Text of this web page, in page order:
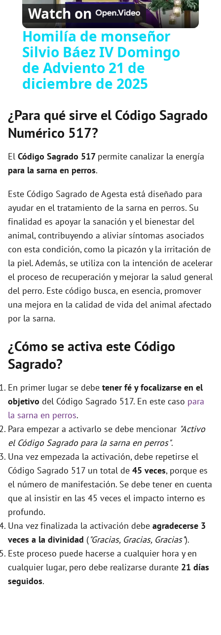
a
y
V
e
o
Watch on
Homilía de monseñor
Silvio Báez IV Domingo
de Adviento 21 de
diciembre de 2025
¿Para qué sirve el Código Sagrado
Numérico 517?
El Código Sagrado 517 permite canalizar la energía
para la sarna en perros.
Este Código Sagrado de Agesta está diseñado para
ayudar en el tratamiento de la sarna en perros. Su
finalidad es apoyar la sanación y el bienestar del
animal, contribuyendo a aliviar síntomas asociados
con esta condición, como la picazón y la irritación de
la piel. Además, se utiliza con la intención de acelerar
el proceso de recuperación y mejorar la salud general
del perro. Este código busca, en esencia, promover
una mejora en la calidad de vida del animal afectado
por la sarna.
¿Cómo se activa este Código
Sagrado?
En primer lugar se debe tener fé y focalizarse en el
objetivo del Código Sagrado 517. En este caso para
la sarna en perros.
Para empezar a activarlo se debe mencionar "Activo
el Código Sagrado para la sarna en perros".
Una vez empezada la activación, debe repetirse el
Código Sagrado 517 un total de 45 veces, porque es
el número de manifestación. Se debe tener en cuenta
que al insistir en las 45 veces el impacto interno es
profundo.
Una vez finalizada la activación debe agradecerse 3
veces a la divinidad ("Gracias, Gracias, Gracias").
Este proceso puede hacerse a cualquier hora y en
cualquier lugar, pero debe realizarse durante 21 días
seguidos.